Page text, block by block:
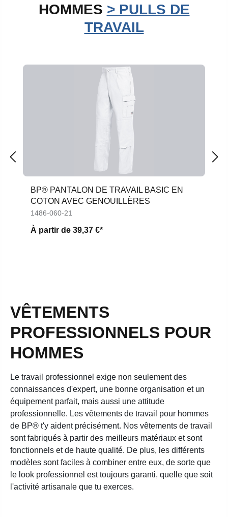
HOMMES > PULLS DE
TRAVAIL
Ignorer la galerie de produits
BP® PANTALON DE TRAVAIL BASIC EN
COTON AVEC GENOUILLÈRES
1486-060-21
À partir de 39,37 €*
VÊTEMENTS
PROFESSIONNELS POUR
HOMMES
Le travail professionnel exige non seulement des
connaissances d'expert, une bonne organisation et un
équipement parfait, mais aussi une attitude
professionnelle. Les vêtements de travail pour hommes
de BP® t'y aident précisément. Nos vêtements de travail
sont fabriqués à partir des meilleurs matériaux et sont
fonctionnels et de haute qualité. De plus, les différents
modèles sont faciles à combiner entre eux, de sorte que
le look professionnel est toujours garanti, quelle que soit
l'activité artisanale que tu exerces.